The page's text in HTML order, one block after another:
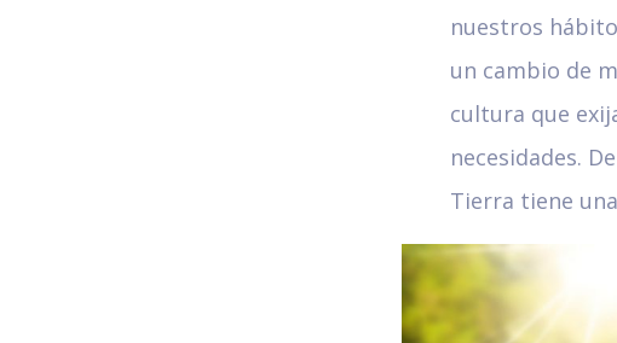
nuestros
un cambio de
cultura que
necesidades.
Tierra tiene